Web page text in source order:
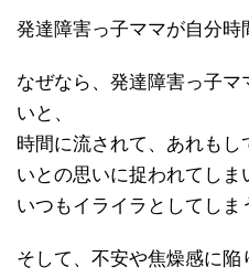
発達障害っ子ママが自分時
なぜなら、発達障害っ子
いと、
時間に流されて、あれも
いとの思いに捉われてしま
いつもイライラとしてしま
そして、不安や焦燥感に陥